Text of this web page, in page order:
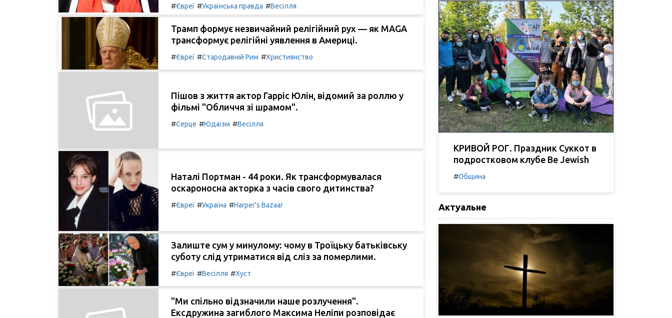
#Євреї #Українська правда #Весілля
Трамп формує незвичайний релігійний рух — як MAGA
трансформує релігійні уявлення в Америці.
#Євреї #Стародавній Рим #Християнство
Пішов з життя актор Гарріс Юлін, відомий за роллю у
фільмі "Обличчя зі шрамом".
#Серце #Юдаїзм #Весілля
Наталі Портман - 44 роки. Як трансформувалася
оскароносна акторка з часів свого дитинства?
#Євреї #Україна #Harper's Bazaar
Залиште сум у минулому: чому в Троїцьку батьківську
суботу слід утриматися від сліз за померлими.
#Євреї #Весілля #Хуст
"Ми спільно відзначили наше розлучення".
Ексдружина загиблого Максима Неліпи розповідає
КРИВОЙ РОГ. Праздник Суккот в
подростковом клубе Be Jewish
#Община
Актуальне